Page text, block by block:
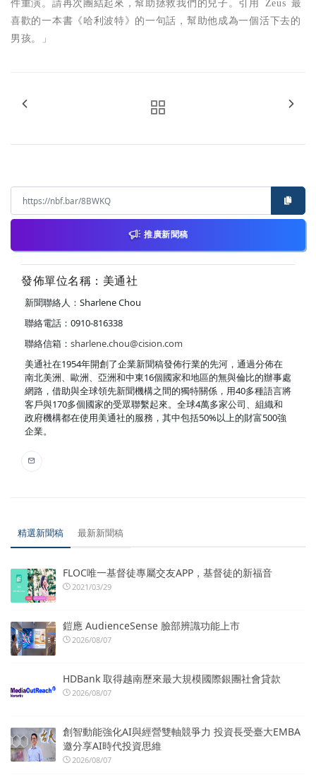
件重演。請再次團結起來，幫助拯救我們的兒子。引用 Zeus最
喜歡的一本書《哈利波特》的一句話，幫助他成為一個活下去的
男孩。」
推廣新聞稿
發佈單位名稱：美通社
新聞聯絡人：Sharlene Chou
聯絡電話：0910-816338
聯絡信箱： sharlene.chou@cision.com
美通社在1954年開創了企業新聞稿發佈行業的先河，通過分佈在
南北美洲、歐洲、亞洲和中東16個國家和地區的無與倫比的辦事處
網路，借助與全球領先新聞機構之間的獨特關係，用40多種語言將
客戶與170多個國家的受眾聯繫起來。全球4萬多家公司、組織和
政府機構都在使用美通社的服務，其中包括50%以上的財富500強
企業。
精選新聞稿 最新新聞稿
FLOC唯一基督徒專屬交友APP，基督徒的新福音
2021/03/29
鎧應 AudienceSense 臉部辨識功能上市
2026/08/07
HDBank 取得越南歷來最大規模國際銀團社會貸款
2026/08/07
創智動能強化AI與經營雙軸競爭力 投資長受臺大EMBA
邀分享AI時代投資思維
2026/08/07